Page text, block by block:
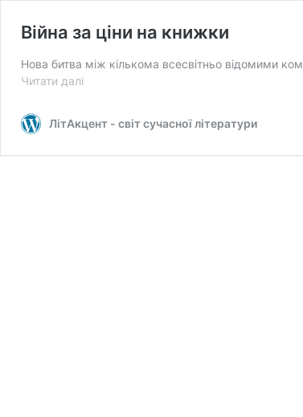
Війна за ціни на книжки
Нова битва між кількома всесвітньо відомими
Читати даліВійна
на
ЛітАкцент - світ сучасної літератури